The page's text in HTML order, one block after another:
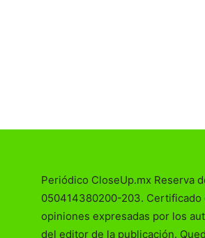
Periódico CloseUp.mx Reserva
050414380200-203. Certificado
opiniones expresadas por los
del editor de la publicación.